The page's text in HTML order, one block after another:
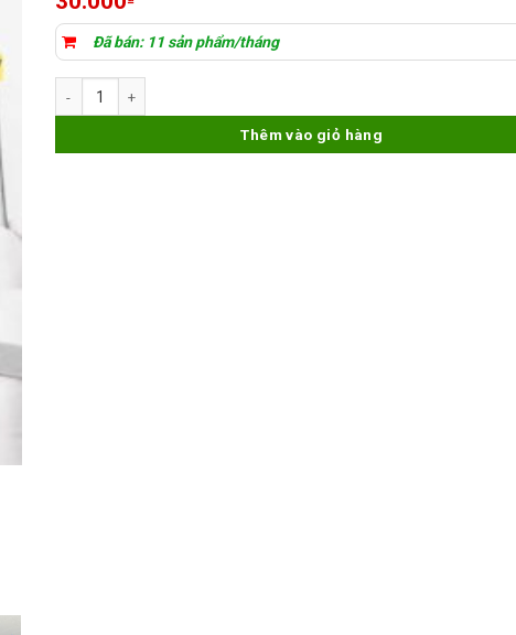
Đã bán: 11 sản phẩm/tháng
Dây câu YCS 0.02mm số lượng
Thêm vào giỏ hàng